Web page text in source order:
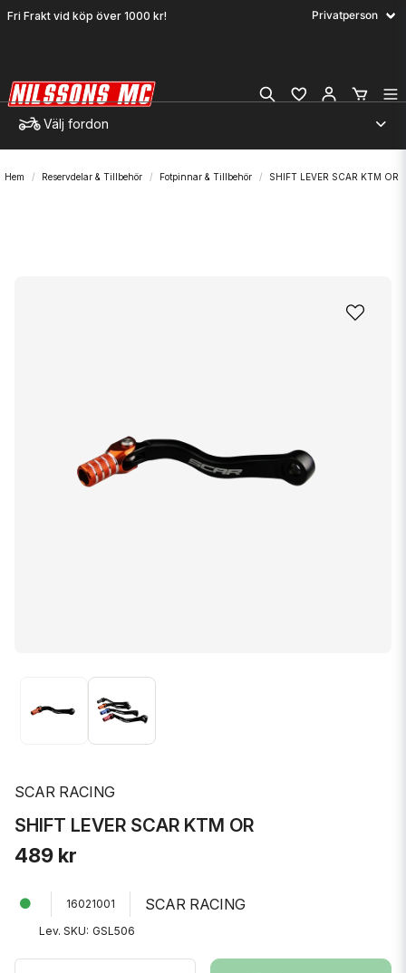
Fri Frakt vid köp över 1000 kr!
Välj fordon
Hem Reservdelar & Tillbehör Fotpinnar & Tillbehör SHIFT LEVER SCAR KTM OR
SCAR RACING
SHIFT LEVER SCAR KTM OR
489 kr
16021001 SCAR RACING
Lev. SKU: GSL506